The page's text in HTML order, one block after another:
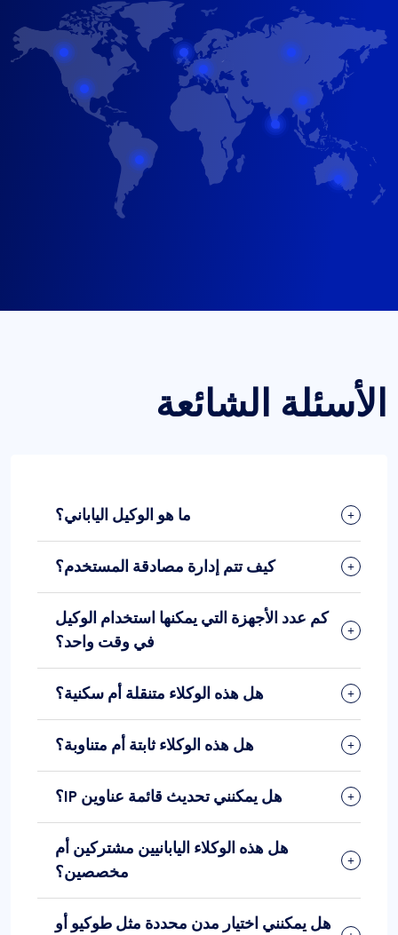
الأسئلة الشائعة
ما هو الوكيل الياباني؟
كيف تتم إدارة مصادقة المستخدم؟
كم عدد الأجهزة التي يمكنها استخدام الوكيل
في وقت واحد؟
هل هذه الوكلاء متنقلة أم سكنية؟
هل هذه الوكلاء ثابتة أم متناوبة؟
هل يمكنني تحديث قائمة عناوين IP؟
هل هذه الوكلاء اليابانيين مشتركين أم
مخصصين؟
هل يمكنني اختيار مدن محددة مثل طوكيو أو